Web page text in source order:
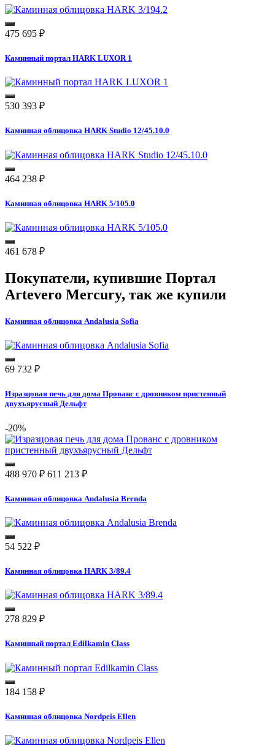
475 695 ₽
Каминный портал HARK LUXOR 1
530 393 ₽
Каминная облицовка HARK Studio 12/45.10.0
464 238 ₽
Каминная облицовка HARK 5/105.0
461 678 ₽
Покупатели, купившие Портал
Artevero Mercury, так же купили
Каминная облицовка Andalusia Sofia
69 732 ₽
Изразцовая печь для дома Прованс с дровником пристенный
двухъярусный Дельфт
-20%
488 970 ₽ 611 213 ₽
Каминная облицовка Andalusia Brenda
54 522 ₽
Каминная облицовка HARK 3/89.4
278 829 ₽
Каминный портал Edilkamin Class
184 158 ₽
Каминная облицовка Nordpeis Ellen